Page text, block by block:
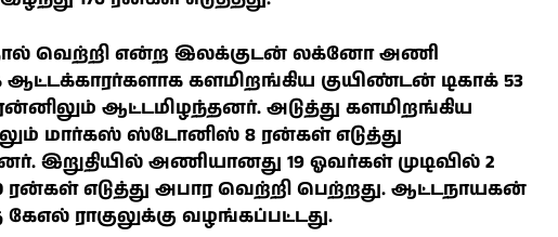
வெற்றி என்ற இலக்குடன் லக்னோ அணி
களமிறங்கிய குயிண்டன் டிகாக் 53
ஆட்டமிழந்தனர். அடுத்து களமிறங்கிய
மார்கஸ் ஸ்டோனிஸ் 8 ரன்கள் எடுத்து
இறுதியில் அணியானது 19 ஓவர்கள் முடிவில் 2
ரன்கள் எடுத்து அபார வெற்றி பெற்றது. ஆட்டநாயகன்
கேஎல் ராகுலுக்கு வழங்கப்பட்டது.